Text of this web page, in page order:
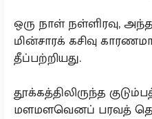
ஒரு நாள் நள்ளிரவு,
மின்சாரக் கசிவு
தீப்பற்றியது.
தூக்கத்திலிருந்த
மளமளவெனப் பரவத்